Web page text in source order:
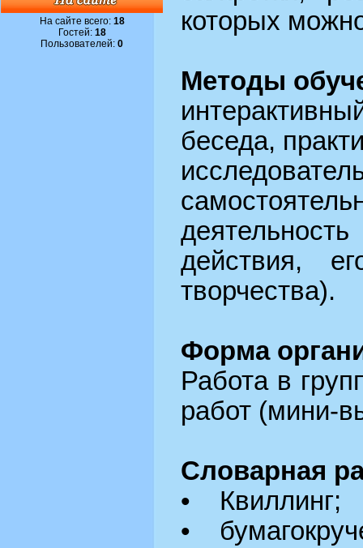
На сайте всего: 18
Гостей: 18
Пользователей: 0
которых
Методы
беседа,
действия,
творчества).
Форма
Работа в
работ (мини-
Словарная
• Квиллинг;
•